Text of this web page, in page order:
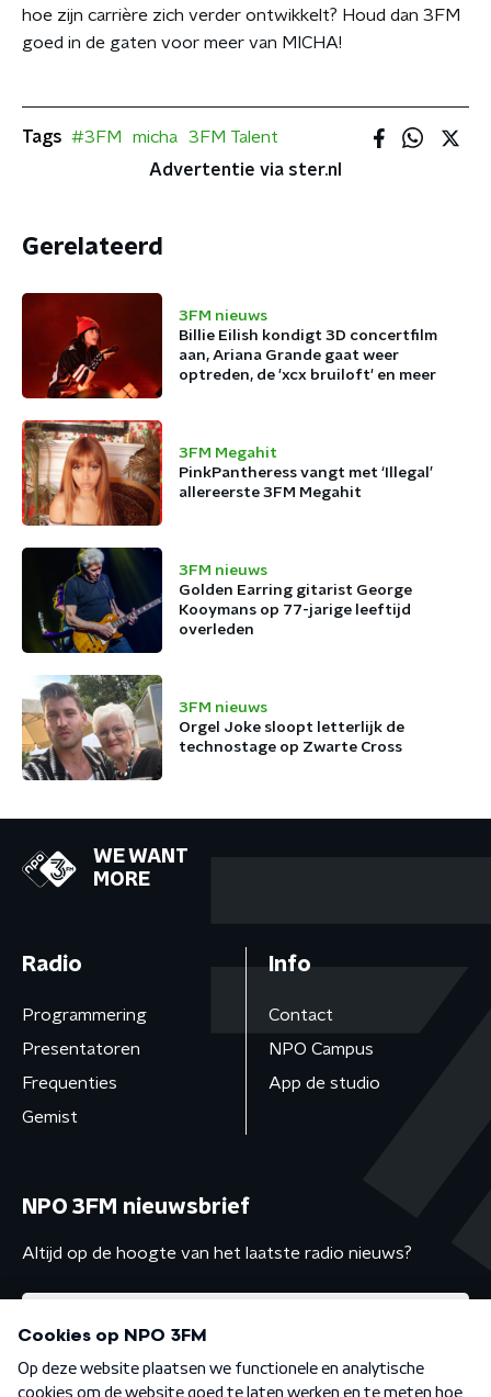
hoe zijn carrière zich verder ontwikkelt? Houd dan 3FM
goed in de gaten voor meer van MICHA!
Tags #3FM micha
3FM Talent
Advertentie via ster.nl
Gerelateerd
3FM nieuws
Billie Eilish kondigt 3D concertfilm
aan, Ariana Grande gaat weer
optreden, de 'xcx bruiloft' en meer
3FM Megahit
PinkPantheress vangt met ‘Illegal’
allereerste 3FM Megahit
3FM nieuws
Golden Earring gitarist George
Kooymans op 77-jarige leeftijd
overleden
3FM nieuws
Orgel Joke sloopt letterlijk de
technostage op Zwarte Cross
WE WANT
MORE
Radio
Programmering
Presentatoren
Frequenties
Gemist
Info
Contact
NPO Campus
App de studio
NPO 3FM nieuwsbrief
Altijd op de hoogte van het laatste radio nieuws?